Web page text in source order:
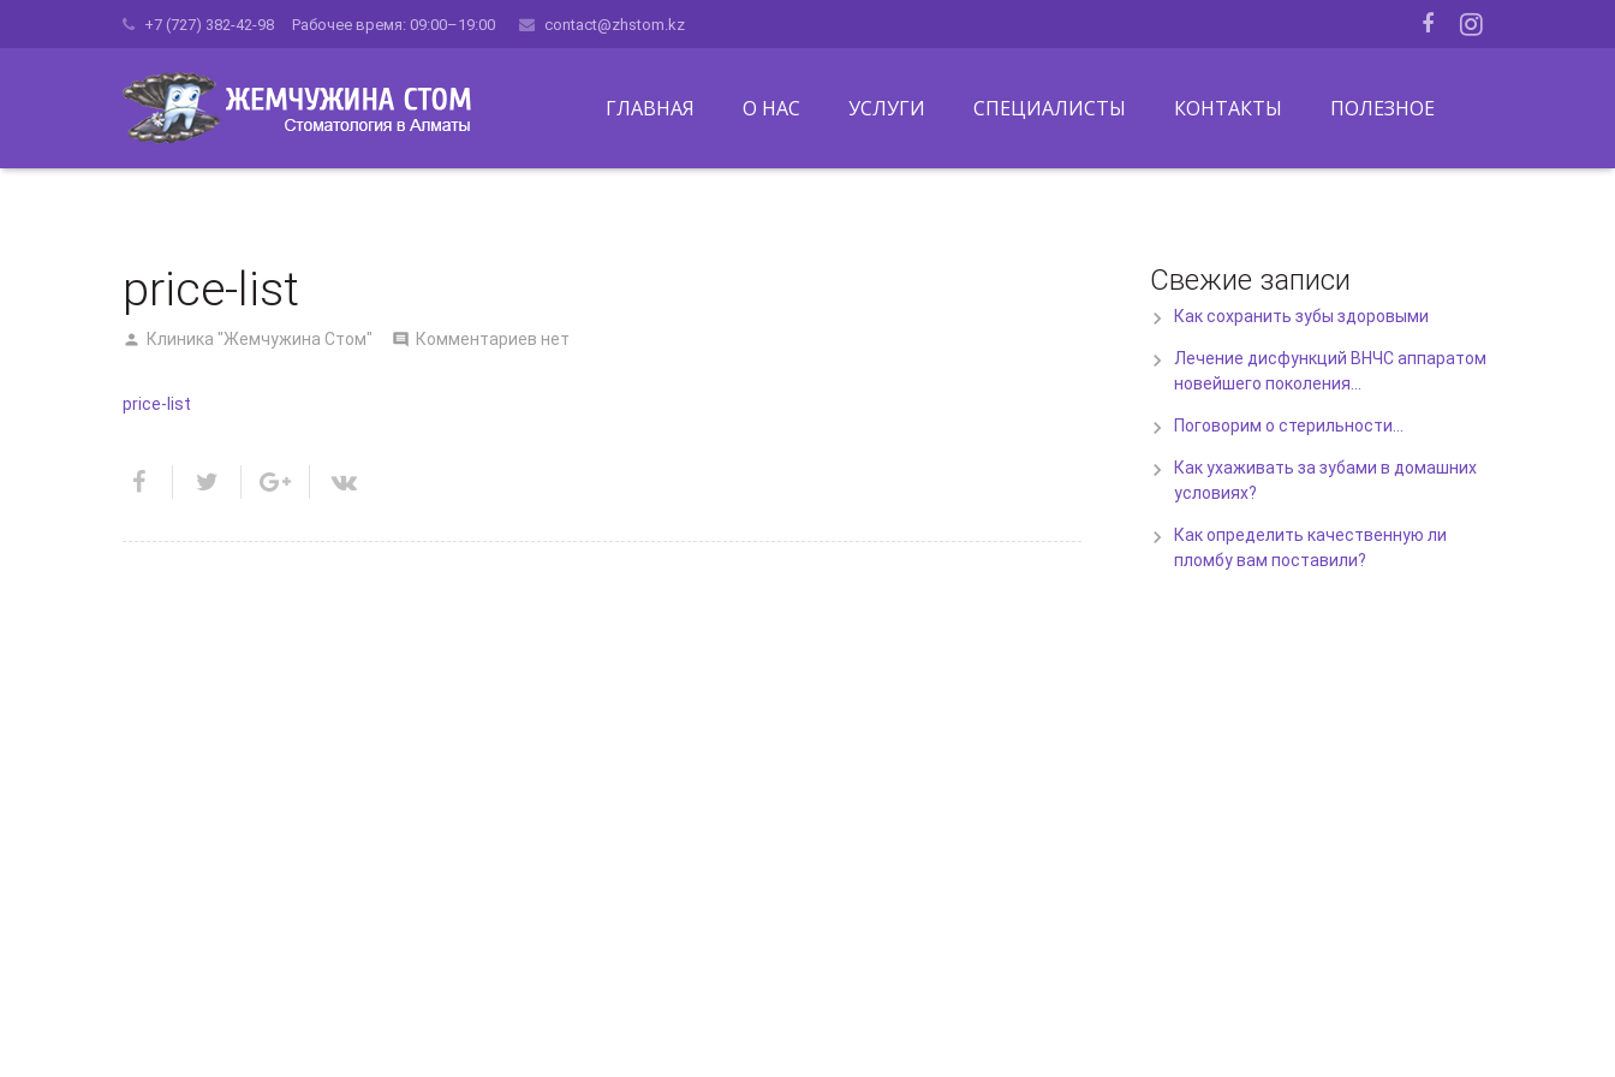
+7 (727) 382-42-98 Рабочее время: 09:00–19:00 contact@zhstom.kz
ГЛАВНАЯ О НАС УСЛУГИ СПЕЦИАЛИСТЫ КОНТАКТЫ ПОЛЕЗНОЕ
price-list
Клиника "Жемчужина Стом" Комментариев нет
price-list
Свежие записи
Как сохранить зубы здоровыми
Лечение дисфункций ВНЧС аппаратом
новейшего поколения…
Поговорим о стерильности…
Как ухаживать за зубами в домашних
условиях?
Как определить качественную ли
пломбу вам поставили?